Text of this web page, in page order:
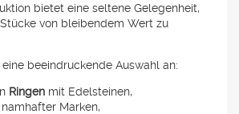
bietet eine seltene Gelegenheit,
von bleibendem Wert zu
beeindruckende Auswahl an:
Ringen mit Edelsteinen,
namhafter Marken,